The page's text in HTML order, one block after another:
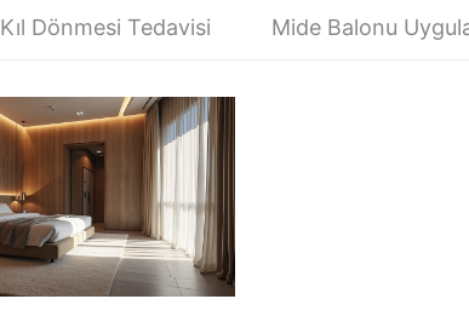
Kıl Dönmesi Tedavisi Mide Balonu